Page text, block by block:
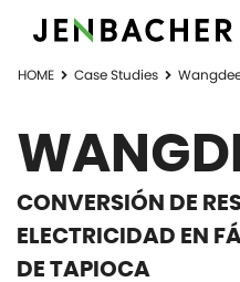
HOME Case Studies
CONVERSIÓN DE
ELECTRICIDAD EN
DE TAPIOCA